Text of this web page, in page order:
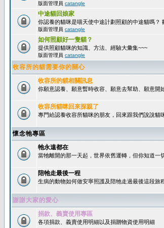
版面管理員 catangle
中途貓回娘家
你認養的貓咪是喵天使中途計劃照顧的中途貓嗎？
版面管理員 catangle
如何照顧好一隻貓？
提供照顧貓咪的知識、方法、經驗大彙集~~~
版面管理員 catangle
收容所的貓需要你的關心
收容所的貓相關訊息
你願意認養、願意暫時收容、願意去幫助、願意開
收容所貓咪回來探親了
專門給認養收容所貓咪的朋友，回來跟我們說說貓
懷念牠專區
牠永遠都在
當牠離開的那一天起，世界依舊運轉，但你知道一
陪牠走最後一程
生病的動物如何做安寧照護及陪牠走過最後這段旅
謝謝大家的愛心
捐款、義賣使用專區
各項捐款、義賣使用明細以及捐贈物資使用明細